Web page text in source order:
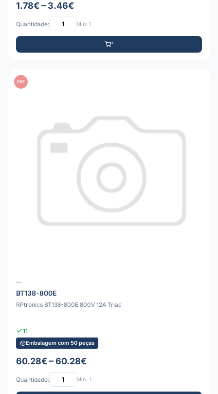
1.78€ – 3.46€
Quantidade: Mín: 1
PDF
--
BT138-800E
RPtronics BT138-800E 800V 12A Triac
11
Embalagem com 50 peças
60.28€ – 60.28€
Quantidade: Mín: 1